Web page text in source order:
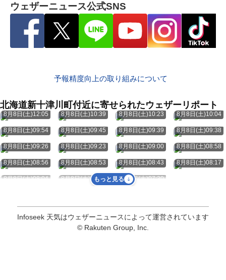
ウェザーニュース公式SNS
予報精度向上の取り組みについて
北海道新十津川町付近に寄せられたウェザーリポート
8月8日(土)12:05 8月8日(土)10:39 8月8日(土)10:23 8月8日(土)10:04
8月8日(土)09:54 8月8日(土)09:45 8月8日(土)09:39 8月8日(土)09:38
8月8日(土)09:26 8月8日(土)09:23 8月8日(土)09:00 8月8日(土)08:58
8月8日(土)08:56 8月8日(土)08:53 8月8日(土)08:43 8月8日(土)08:17
8月8日(土)08:04 8月8日(土)07:37 8月8日(土)07:30
もっと見る
Infoseek 天気はウェザーニュースによって運営されています
© Rakuten Group, Inc.